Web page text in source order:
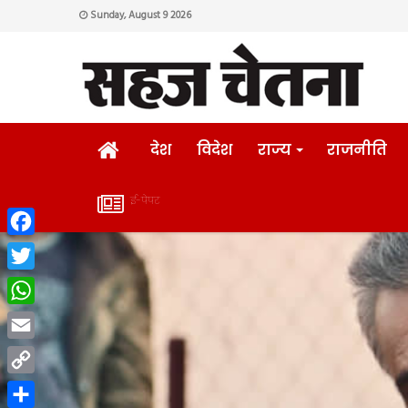
Sunday, August 9 2026
HOMEदेश विदेश राज्य राजनीति
ई-
पेपर
ई-पेपर
Facebook
Twitter
WhatsApp
Email
Copy